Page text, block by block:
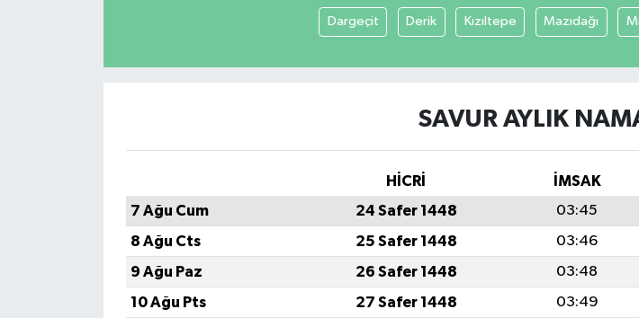
Dargeçit Derik Kızıltepe Mazıdağı
SAVUR AYLIK
HİCRİ İMSAK
7 Ağu Cum
24 Safer 1448 03:45
8 Ağu Cts
25 Safer 1448 03:46
9 Ağu Paz
26 Safer 1448 03:48
10 Ağu Pts
27 Safer 1448 03:49